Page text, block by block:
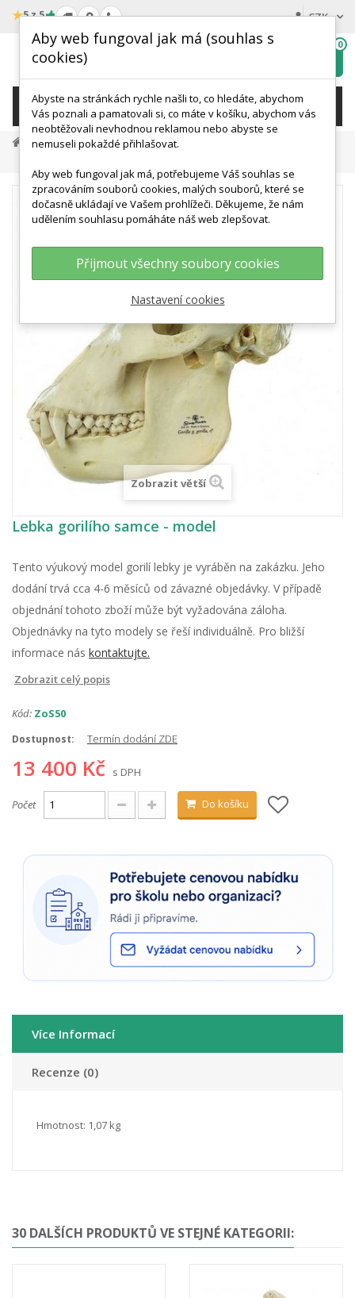
★5 z 5 CZK
wishlist
0
KATEGORIE
Přírodní Vědy A Výuka
Zobrazit větší
Lebka gorilího samce - model
Tento výukový model gorilí lebky je vyráběn na zakázku. Jeho
dodání trvá cca 4-6 měsíců od závazné objedávky. V případě
objednání tohoto zboží může být vyžadována záloha.
Objednávky na tyto modely se řeší individuálně. Pro bližší
informace nás kontaktujte.
Zobrazit celý popis
Kód: ZoS50
Dostupnost: Termín dodání ZDE
13 400 Kč s DPH
Počet Do košíku
Více Informací
Recenze (0)
Hmotnost: 1,07 kg
30 DALŠÍCH PRODUKTŮ VE STEJNÉ KATEGORII:
Aby web fungoval jak má (souhlas s
cookies)
Abyste na stránkách rychle našli to, co hledáte, abychom
Vás poznali a pamatovali si, co máte v košíku, abychom vás
neobtěžovali nevhodnou reklamou nebo abyste se
nemuseli pokaždé přihlašovat.
Aby web fungoval jak má, potřebujeme Váš souhlas se
zpracováním souborů cookies, malých souborů, které se
dočasně ukládají ve Vašem prohlížeči. Děkujeme, že nám
udělením souhlasu pomáháte náš web zlepšovat.
Přijmout všechny soubory cookies
Nastavení cookies